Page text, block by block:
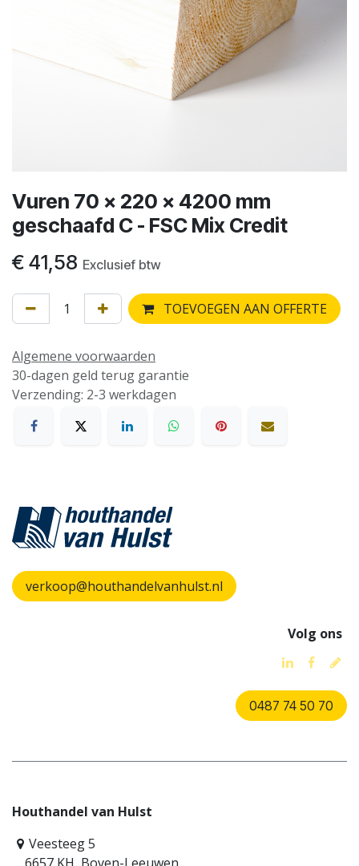
Vuren 70 x 220 x 4200 mm
geschaafd C - FSC Mix Credit
€ 41,58 Exclusief btw
TOEVOEGEN AAN OFFERTE
Algemene voorwaarden
30-dagen geld terug garantie
Verzending: 2-3 werkdagen
verkoop@houthandelvanhulst.nl
Volg ons
0487 74 50 70
Houthandel van Hulst
Veesteeg 5